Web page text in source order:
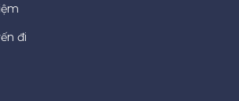
đi